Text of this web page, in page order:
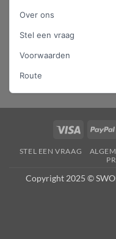
Over ons
Stel een vraag
Voorwaarden
Route
Visa
STEL EEN VRAAG
Copyright 2025 ©